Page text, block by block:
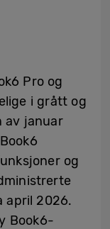
Pro og
i grått og
av januar
og
april 2026.
Book6-